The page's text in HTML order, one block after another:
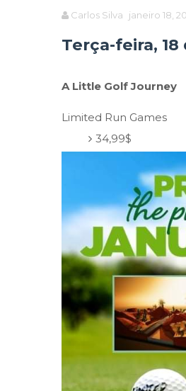
Carlos Silva janeiro 18,
Terça-feira,
A Little Golf Journey
Limited Run Games
34,99$